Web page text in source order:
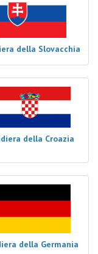
della Slovacchia
della Croazia
della Germania